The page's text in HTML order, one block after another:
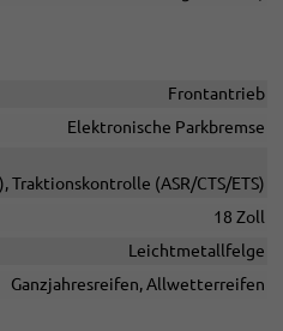
Frontantrieb
Elektronische Parkbremse
(ASR/CTS/ETS)
18 Zoll
Leichtmetallfelge
Ganzjahresreifen, Allwetterreifen